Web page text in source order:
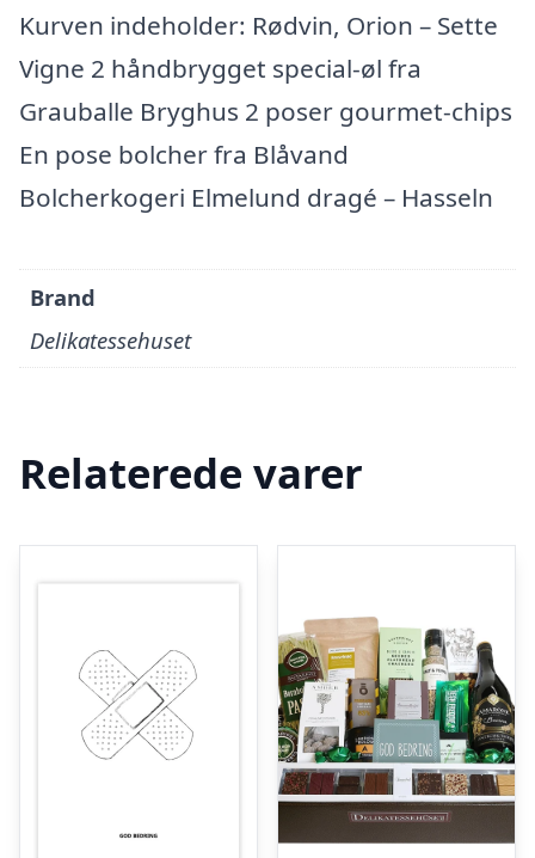
Kurven indeholder: Rødvin, Orion – Sette
Vigne 2 håndbrygget special-øl fra
Grauballe Bryghus 2 poser gourmet-chips
En pose bolcher fra Blåvand
Bolcherkogeri Elmelund dragé – Hasseln
Brand
Delikatessehuset
Relaterede varer